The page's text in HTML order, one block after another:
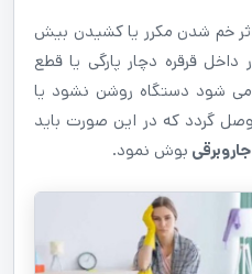
خم شدن مکرر یا کشیدن بیش
قرقره دچار پارگی یا قطع
شود دستگاه روشن نشود یا
گردد که در این صورت باید
بوش نمود.